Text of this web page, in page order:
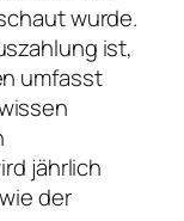
wurde.
ist,
umfasst
jährlich
der